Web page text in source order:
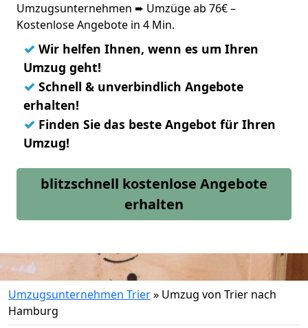
Umzugsunternehmen ➨ Umzüge ab 76€ –
Kostenlose Angebote in 4 Min.
✓ Wir helfen Ihnen, wenn es um Ihren
Umzug geht!
✓ Schnell & unverbindlich Angebote
erhalten!
✓ Finden Sie das beste Angebot für Ihren
Umzug!
blitzschnell kostenlose Angebote
erhalten
Umzugsunternehmen Trier» Umzug von Trier nach
Hamburg